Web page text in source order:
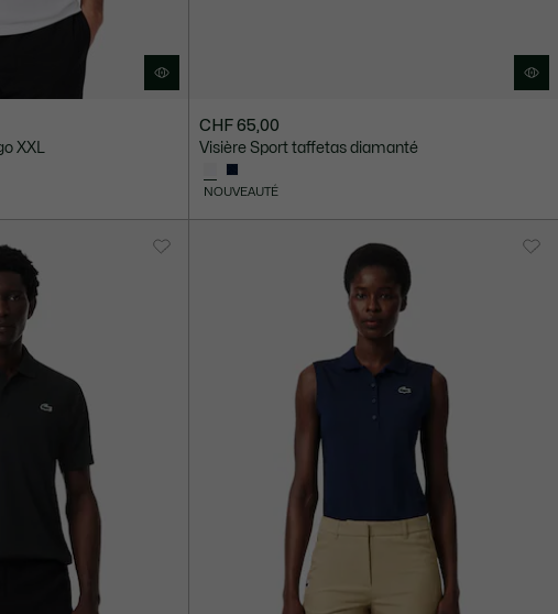
XXL
CHF 65,00
Visière Sport taffetas diamanté
NOUVEAUTÉ